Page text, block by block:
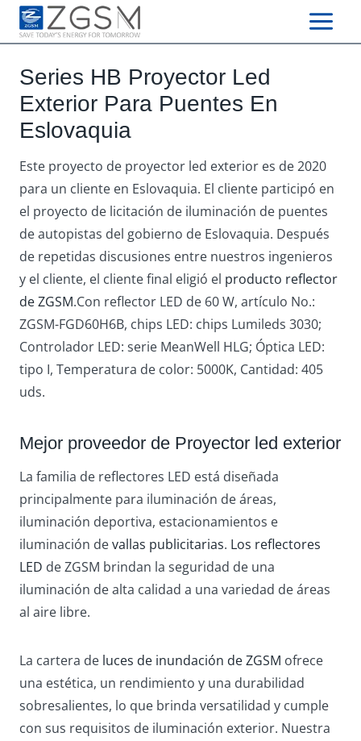
Skip
Series HB Proyector Led
Exterior Para Puentes En
Eslovaquia
Este proyecto de proyector led exterior es de 2020
para un cliente en Eslovaquia. El cliente participó en
el proyecto de licitación de iluminación de puentes
de autopistas del gobierno de Eslovaquia. Después
de repetidas discusiones entre nuestros ingenieros
y el cliente, el cliente final eligió el producto reflector
de ZGSM.Con reflector LED de 60 W, artículo No.:
ZGSM-FGD60H6B, chips LED: chips Lumileds 3030;
Controlador LED: serie MeanWell HLG; Óptica LED:
tipo I, Temperatura de color: 5000K, Cantidad: 405
uds.
Mejor proveedor de Proyector led exterior
La familia de reflectores LED está diseñada
principalmente para iluminación de áreas,
iluminación deportiva, estacionamientos e
iluminación devallas publicitarias. Los reflectores
LED de ZGSM brindan la seguridad de una
iluminación de alta calidad a una variedad de áreas
al aire libre.
La cartera de luces de inundación de ZGSM ofrece
una estética, un rendimiento y una durabilidad
sobresalientes, lo que brinda versatilidad y cumple
con sus requisitos de iluminación exterior. Nuestra